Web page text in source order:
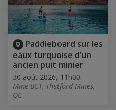
Paddleboard sur les
eaux turquoise d’un
ancien puit minier
30 août 2026, 11h00
Mine BC1, Thetford Mines,
QC